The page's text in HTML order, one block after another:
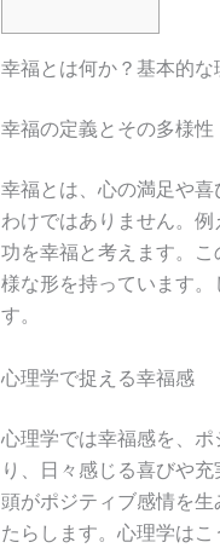
幸福とは何か？基本的な
幸福の定義とその多様性
幸福とは、心の満足や
わけではありません。
功を幸福と考えます。
様な形を持っています
す。
心理学で捉える幸福感
心理学では幸福感を、
り、日々感じる喜びや
頭がポジティブ感情を
たらします。心理学は